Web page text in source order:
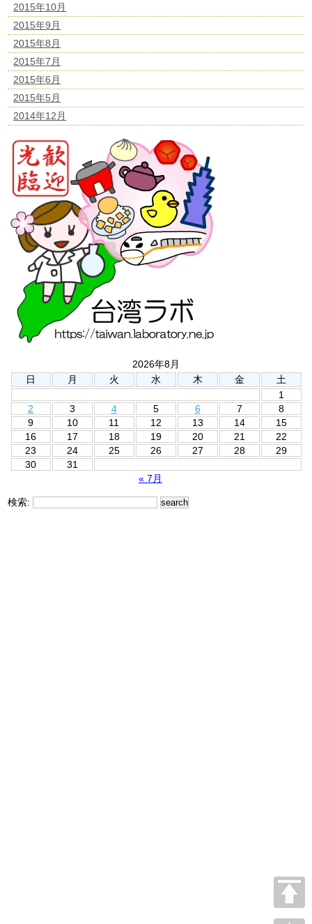
2015年10月
2015年9月
2015年8月
2015年7月
2015年6月
2015年5月
2014年12月
2026年8月
日
月 火 水 木 金
土
1
2
3 4 5 6 7
8
9
10 11 12 13 14
15
16
17 18 19 20 21
22
23
24 25 26 27 28
29
30
31
« 7月
検索: